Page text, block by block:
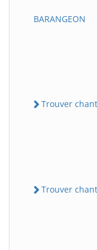
BARANGEON
Trouver
Trouver